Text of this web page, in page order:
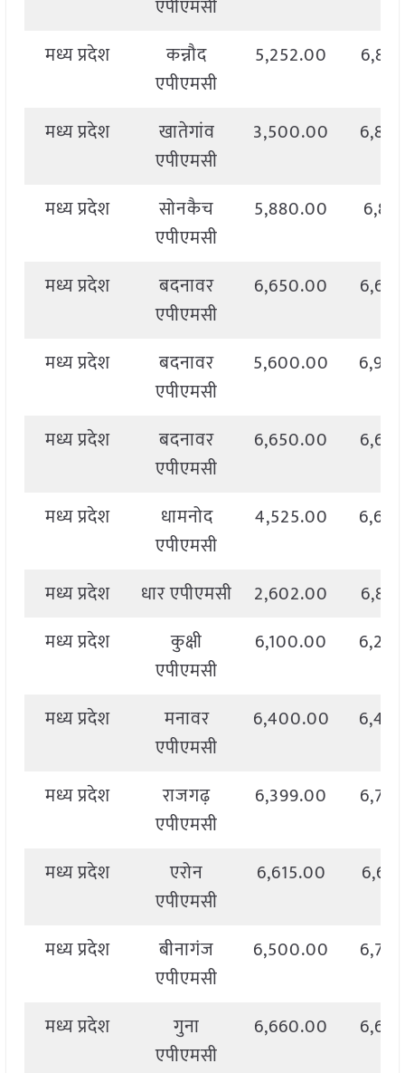
एपीएमसी
मध्य प्रदेश
कन्नौद
एपीएमसी
5,252.00
मध्य प्रदेश
खातेगांव
एपीएमसी
3,500.00
मध्य प्रदेश
सोनकैच
एपीएमसी
5,880.00
मध्य प्रदेश
बदनावर
एपीएमसी
6,650.00
मध्य प्रदेश
बदनावर
एपीएमसी
5,600.00
मध्य प्रदेश
बदनावर
एपीएमसी
6,650.00
मध्य प्रदेश
धामनोद
एपीएमसी
4,525.00
मध्य प्रदेश धार एपीएमसी 2,602.00
मध्य प्रदेश
कुक्षी
एपीएमसी
6,100.00
मध्य प्रदेश
मनावर
एपीएमसी
6,400.00
मध्य प्रदेश
राजगढ़
एपीएमसी
6,399.00
मध्य प्रदेश
एरोन
एपीएमसी
6,615.00
मध्य प्रदेश
बीनागंज
एपीएमसी
6,500.00
मध्य प्रदेश
गुना
एपीएमसी
6,660.00